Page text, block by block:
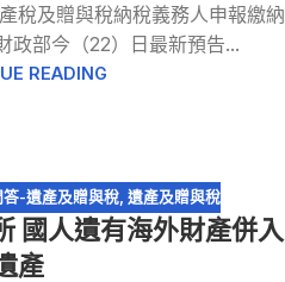
稅及贈與稅納稅義務人申報繳納
政部今（22）日最新預告...
READING
答-遺產及贈與稅, 遺產及贈與稅
國人遺有海外財產併入
產